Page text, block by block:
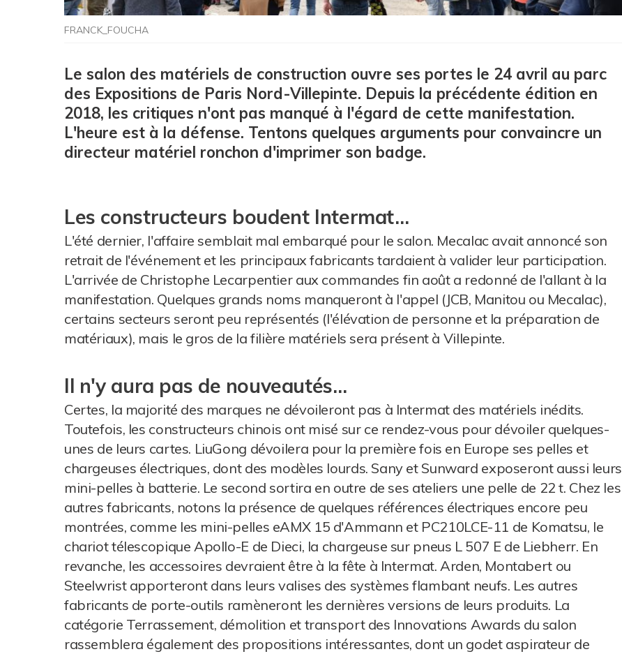
FRANCK_FOUCHA
Le salon des matériels de construction ouvre ses portes le 24 avril au parc
des Expositions de Paris Nord-Villepinte. Depuis la précédente édition en
2018, les critiques n'ont pas manqué à l'égard de cette manifestation.
L'heure est à la défense. Tentons quelques arguments pour convaincre un
directeur matériel ronchon d'imprimer son badge.
Les constructeurs boudent Intermat…
L'été dernier, l'affaire semblait mal embarqué pour le salon. Mecalac avait annoncé son
retrait de l'événement et les principaux fabricants tardaient à valider leur participation.
L'arrivée de Christophe Lecarpentier aux commandes fin août a redonné de l'allant à la
manifestation. Quelques grands noms manqueront à l'appel (JCB, Manitou ou Mecalac),
certains secteurs seront peu représentés (l'élévation de personne et la préparation de
matériaux), mais le gros de la filière matériels sera présent à Villepinte.
Il n'y aura pas de nouveautés…
Certes, la majorité des marques ne dévoileront pas à Intermat des matériels inédits.
Toutefois, les constructeurs chinois ont misé sur ce rendez-vous pour dévoiler quelques-
unes de leurs cartes. LiuGong dévoilera pour la première fois en Europe ses pelles et
chargeuses électriques, dont des modèles lourds. Sany et Sunward exposeront aussi leurs
mini-pelles à batterie. Le second sortira en outre de ses ateliers une pelle de 22 t. Chez les
autres fabricants, notons la présence de quelques références électriques encore peu
montrées, comme les mini-pelles eAMX 15 d'Ammann et PC210LCE-11 de Komatsu, le
chariot télescopique Apollo-E de Dieci, la chargeuse sur pneus L 507 E de Liebherr. En
revanche, les accessoires devraient être à la fête à Intermat. Arden, Montabert ou
Steelwrist apporteront dans leurs valises des systèmes flambant neufs. Les autres
fabricants de porte-outils ramèneront les dernières versions de leurs produits. La
catégorie Terrassement, démolition et transport des Innovations Awards du salon
rassemblera également des propositions intéressantes, dont un godet aspirateur de